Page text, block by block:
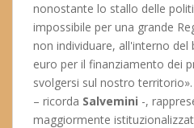
nonostante lo stallo delle
impossibile per una grande
non individuare, all'interno del
euro per il finanziamento dei
svolgersi sul nostro
– ricorda Salvemini -,
maggiormente